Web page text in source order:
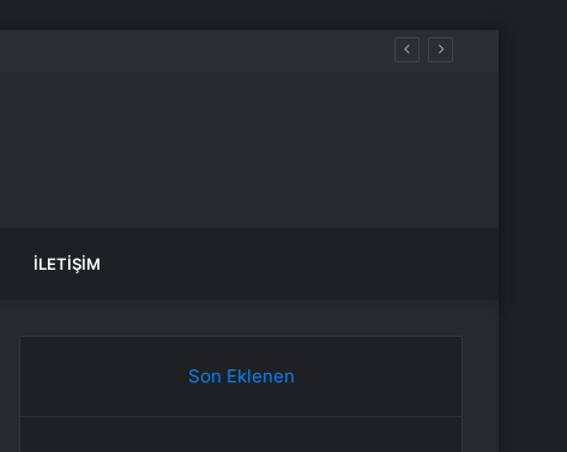
İLETIŞIM
Son Eklenen